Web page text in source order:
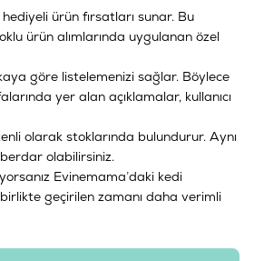
ürün fırsatları sunar. Bu
ürün alımlarında uygulanan özel
göre listelemenizi sağlar. Böylece
yer alan açıklamalar, kullanıcı
olarak stoklarında bulundurur. Aynı
olabilirsiniz.
Evinemama’dakikedi
geçirilen zamanı daha verimli